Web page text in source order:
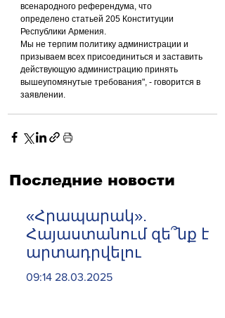
всенародного референдума, что
определено статьей 205 Конституции
Республики Армения.
Мы не терпим политику администрации и
призываем всех присоединиться и заставить
действующую администрацию принять
вышеупомянутые требования", - говорится в
заявлении.
Последние новости
«Հրապարակ».
Հայաստանում զե՞նք է
արտադրվելու
09:14 28.03.2025